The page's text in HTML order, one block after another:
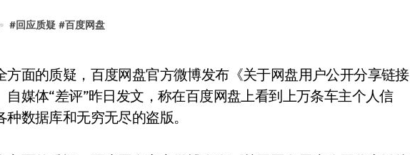
#回应质疑 #百度网盘
媒体“差评”昨日发文，称在百度网盘上看到上万条车主个人信
数据库和无穷无尽的盗版。